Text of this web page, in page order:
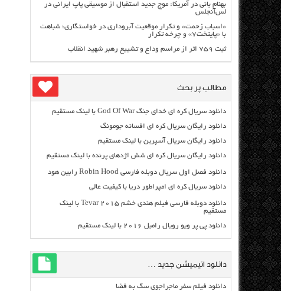
بهنام بانی در آمریکا: موج جدید استقبال از موسیقی پاپ ایرانی در
لس‌آنجلس
«اسباب زحمت» و تکرار موقعیت آبروداری در خواستگاری؛ شباهت
با «پایتخت۷» و چرخه تکرار
ثبت ۷۵۹ اثر از مراسم وداع و تشییع رهبر شهید انقلاب
مطالب پر بحث
دانلود سریال کره ای خدای جنگ God Of War با لینک مستقیم
دانلود رایگان سریال کره ای افسانه جومونگ
دانلود رایگان سریال آسپرین با لینک مستقیم
دانلود رایگان سریال کره ای شش اژدهای پرنده با لینک مستقیم
دانلود فصل اول سریال دوبله فارسی Robin Hood رابین هود
دانلود سریال کره ای امپراطور دریا با کیفیت عالی
دانلود دوبله فارسی فیلم هندی خشم Tevar ۲۰۱۵ با لینک
مستقیم
دانلود پی پر ویو رویال رامبل ۲۰۱۶ با لینک مستقیم
دانلود انیمیشن جدید …
دانلود فیلم سفر ماجراجوی سگ به فضا